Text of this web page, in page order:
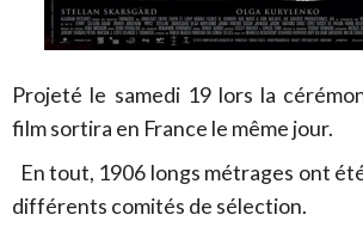
Projeté le samedi 19 lors la
film sortira en France le même jour.
En tout, 1906 longs métrages ont
différents comités de sélection.